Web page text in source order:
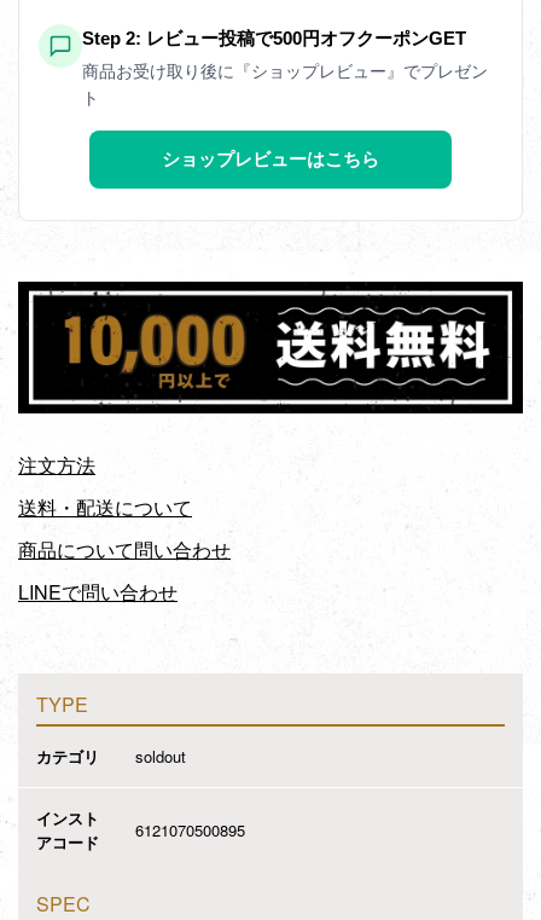
Step 2: レビュー投稿で500円オフクーポンGET
商品お受け取り後に『ショップレビュー』でプレゼン
ト
ショップレビューはこちら
注文方法
送料・配送について
商品について問い合わせ
LINEで問い合わせ
TYPE
カテゴリ soldout
インスト
アコード
6121070500895
SPEC